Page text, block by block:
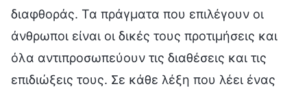
διαφθοράς. Τα πράγματα που επιλέγουν οι
άνθρωποι είναι οι δικές τους προτιμήσεις και
όλα αντιπροσωπεύουν τις διαθέσεις και τις
επιδιώξεις τους. Σε κάθε λέξη που λέει ένας